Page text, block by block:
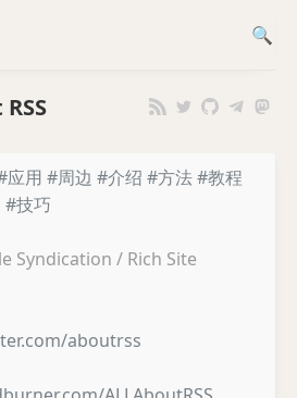
应用 #周边 #介绍 #方法#教程
#技巧
Syndication / Rich Site
aboutrss